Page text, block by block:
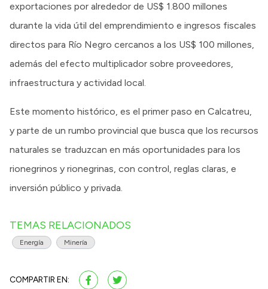
exportaciones por alrededor de US$ 1.800 millones
durante la vida útil del emprendimiento e ingresos fiscales
directos para Río Negro cercanos a los US$ 100 millones,
además del efecto multiplicador sobre proveedores,
infraestructura y actividad local.
Este momento histórico, es el primer paso en Calcatreu,
y parte de un rumbo provincial que busca que los recursos
naturales se traduzcan en más oportunidades para los
rionegrinos y rionegrinas, con control, reglas claras, e
inversión público y privada.
TEMAS RELACIONADOS
Energía Minería
COMPARTIR EN: